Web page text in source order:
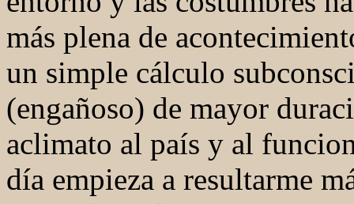
más plena de
un simple cálculo
(engañoso) de mayor
aclimato al país y al
día empieza a resultarme